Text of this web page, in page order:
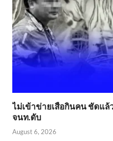
ไม่เข้าข่าย​เสือกินคน ชัดแล้
จนท.ดับ
August 6, 2026